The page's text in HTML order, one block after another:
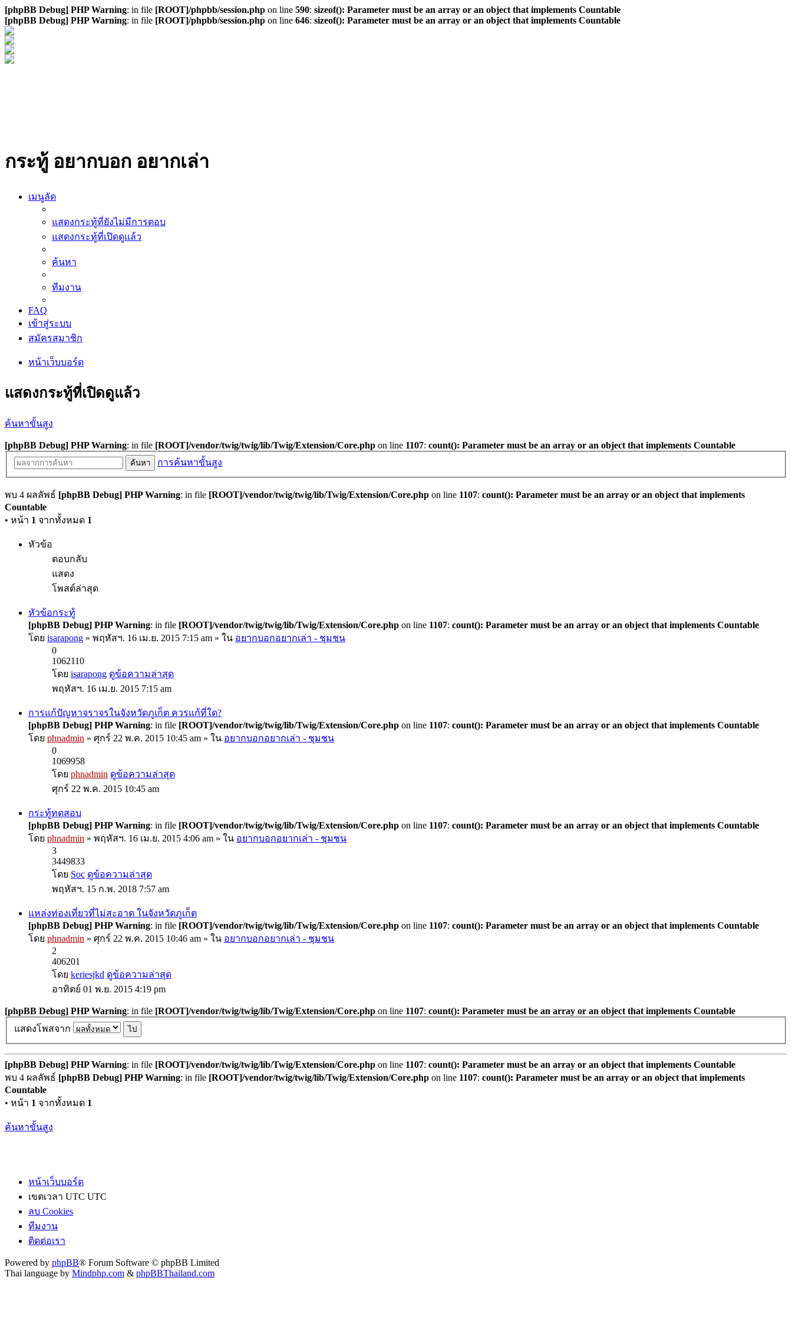
[phpBB Debug] PHP Warning: in file [ROOT]/phpbb/session.php on line 590: sizeof(): Parameter must be an array or an object that implements Countable
[phpBB Debug] PHP Warning: in file [ROOT]/phpbb/session.php on line 646: sizeof(): Parameter must be an array or an object that implements Countable
กระทู้ อยากบอก อยากเล่า
เมนูลัด
แสดงกระทู้ที่ยังไม่มีการตอบ
แสดงกระทู้ที่เปิดดูแล้ว
ค้นหา
ทีมงาน
FAQ
เข้าสู่ระบบ
สมัครสมาชิก
หน้าเว็บบอร์ด
แสดงกระทู้ที่เปิดดูแล้ว
ค้นหาขั้นสูง
[phpBB Debug] PHP Warning: in file [ROOT]/vendor/twig/twig/lib/Twig/Extension/Core.php on line 1107: count(): Parameter must be an array or an object that implements Countable
ค้นหา การค้นหาขั้นสูง
พบ 4 ผลลัพธ์ [phpBB Debug] PHP Warning: in file [ROOT]/vendor/twig/twig/lib/Twig/Extension/Core.php on line 1107: count(): Parameter must be an array or an object that implements
Countable
• หน้า 1 จากทั้งหมด 1
หัวข้อ
ตอบกลับ
แสดง
โพสต์ล่าสุด
หัวข้อกระทู้
[phpBB Debug] PHP Warning: in file [ROOT]/vendor/twig/twig/lib/Twig/Extension/Core.php on line 1107: count(): Parameter must be an array or an object that implements Countable
โดย isarapong » พฤหัสฯ. 16 เม.ย. 2015 7:15 am » ใน อยากบอกอยากเล่า - ชุมชน
0
1062110
โดย isarapong ดูข้อความล่าสุด
พฤหัสฯ. 16 เม.ย. 2015 7:15 am
การแก้ปัญหาจราจรในจังหวัดภูเก็ต ควรแก้ที่ใด?
[phpBB Debug] PHP Warning: in file [ROOT]/vendor/twig/twig/lib/Twig/Extension/Core.php on line 1107: count(): Parameter must be an array or an object that implements Countable
โดย phnadmin » ศุกร์ 22 พ.ค. 2015 10:45 am » ใน อยากบอกอยากเล่า - ชุมชน
0
1069958
โดย phnadmin ดูข้อความล่าสุด
ศุกร์ 22 พ.ค. 2015 10:45 am
กระทู้ทดสอบ
[phpBB Debug] PHP Warning: in file [ROOT]/vendor/twig/twig/lib/Twig/Extension/Core.php on line 1107: count(): Parameter must be an array or an object that implements Countable
โดย phnadmin » พฤหัสฯ. 16 เม.ย. 2015 4:06 am » ใน อยากบอกอยากเล่า - ชุมชน
3
3449833
โดย Soc ดูข้อความล่าสุด
พฤหัสฯ. 15 ก.พ. 2018 7:57 am
แหล่งท่องเที่ยวที่ไม่สะอาด ในจังหวัดภูเก็ต
[phpBB Debug] PHP Warning: in file [ROOT]/vendor/twig/twig/lib/Twig/Extension/Core.php on line 1107: count(): Parameter must be an array or an object that implements Countable
โดย phnadmin » ศุกร์ 22 พ.ค. 2015 10:46 am » ใน อยากบอกอยากเล่า - ชุมชน
2
406201
โดย keriesjkd ดูข้อความล่าสุด
อาทิตย์ 01 พ.ย. 2015 4:19 pm
[phpBB Debug] PHP Warning: in file [ROOT]/vendor/twig/twig/lib/Twig/Extension/Core.php on line 1107: count(): Parameter must be an array or an object that implements Countable
แสดงโพสจาก
[phpBB Debug] PHP Warning: in file [ROOT]/vendor/twig/twig/lib/Twig/Extension/Core.php on line 1107: count(): Parameter must be an array or an object that implements Countable
พบ 4 ผลลัพธ์ [phpBB Debug] PHP Warning: in file [ROOT]/vendor/twig/twig/lib/Twig/Extension/Core.php on line 1107: count(): Parameter must be an array or an object that implements
Countable
• หน้า 1 จากทั้งหมด 1
ค้นหาขั้นสูง
หน้าเว็บบอร์ด
เขตเวลา UTC UTC
ลบ Cookies
ทีมงาน
ติดต่อเรา
Powered by phpBB® Forum Software © phpBB Limited
Thai language by Mindphp.com & phpBBThailand.com